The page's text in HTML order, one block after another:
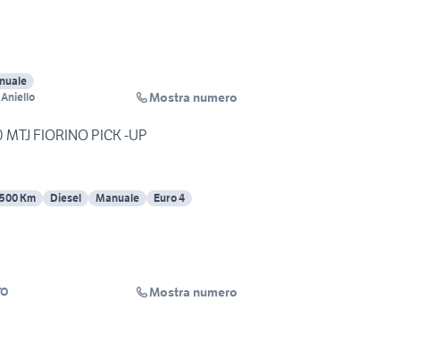
Mostra numero
MTJ FIORINO PICK -UP
500 Km Diesel Manuale Euro 4
Mostra numero